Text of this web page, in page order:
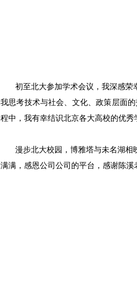
初至北大参加学术会议，我深感
我思考技术与社会、文化、政策层面
程中，我有幸结识北京各大高校的优秀
漫步北大校园，博雅塔与未名湖
满满，感恩公司公司的平台，感谢陈